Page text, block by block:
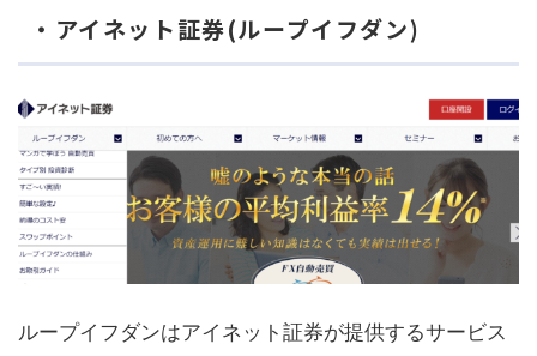
・アイネット証券(ループイフダン)
ループイフダンはアイネット証券が提供するサービス